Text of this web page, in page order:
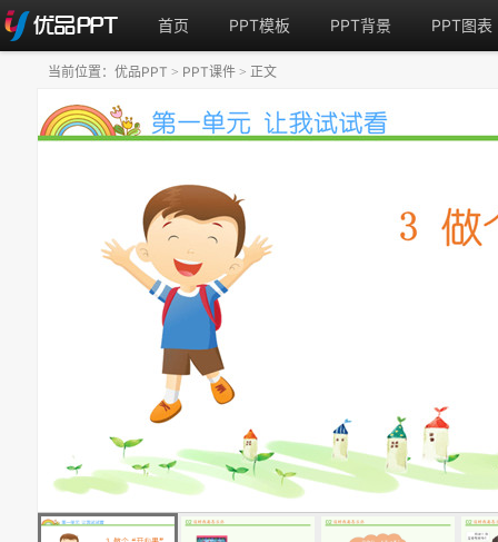
首页 PPT模板 PPT背景 PPT图表
当前位置： 优品PPT > PPT课件 > 正文